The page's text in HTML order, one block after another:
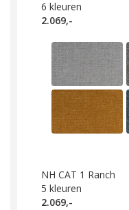
6 kleuren
2.069,-
NH CAT 1 Ranch
5 kleuren
2.069,-